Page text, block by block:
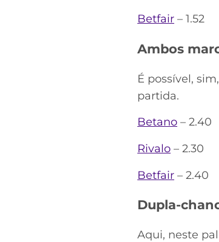
Betfair – 1.52
Ambos
É possível,
partida.
Betano – 2.40
Rivalo – 2.30
Betfair – 2.40
Dupla-
Aqui, neste